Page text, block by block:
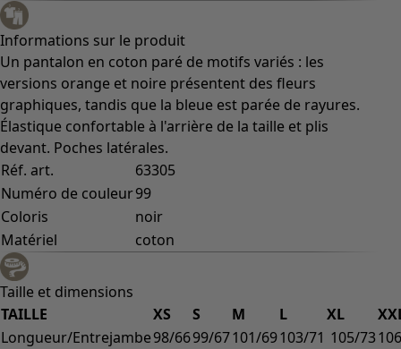
Informations sur le produit
Un pantalon en coton paré de motifs variés : les
versions orange et noire présentent des fleurs
graphiques, tandis que la bleue est parée de rayures.
Élastique confortable à l'arrière de la taille et plis
devant. Poches latérales.
Réf. art.
63305
Numéro de couleur99
Coloris
noir
Matériel
coton
Taille et dimensions
TAILLE
XS S M L XL
Longueur/Entrejambe98/6699/67101/69103/71 105/73